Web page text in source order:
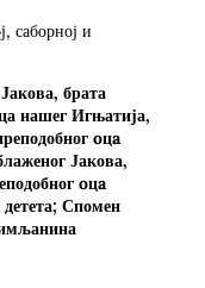
саборној и
брата
нашег Игњатија,
oцa
Јакова,
oцa
Спомен